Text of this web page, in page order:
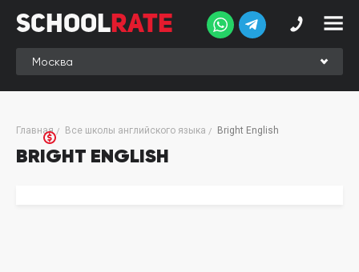
School
Rate
Рейтинг
Online-
рейтинг
SchoolRate
Главная Все школы английского языка Bright English
BRIGHT ENGLISH